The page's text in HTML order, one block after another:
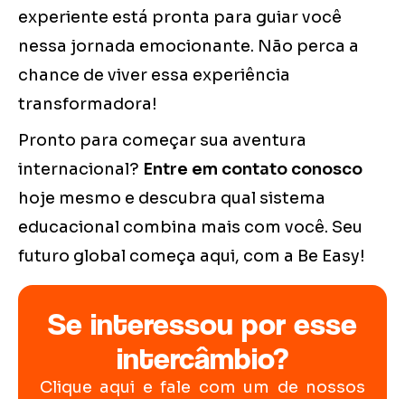
experiente está pronta para guiar você
nessa jornada emocionante. Não perca a
chance de viver essa experiência
transformadora!
Pronto para começar sua aventura
internacional? Entre em contato conosco
hoje mesmo e descubra qual sistema
educacional combina mais com você. Seu
futuro global começa aqui, com a Be Easy!
Se interessou por esse
intercâmbio?
Clique aqui e fale com um de nossos